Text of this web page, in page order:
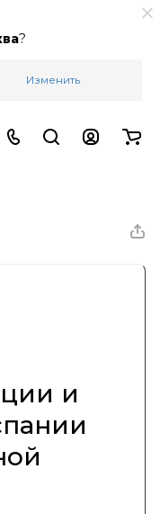
?
Изменить
и